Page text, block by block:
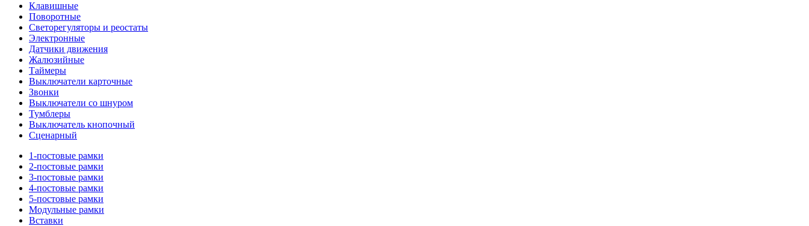
Клавишные
Поворотные
Светорегуляторы и реостаты
Электронные
Датчики движения
Жалюзийные
Таймеры
Выключатели карточные
Звонки
Выключатели со шнуром
Тумблеры
Выключатель кнопочный
Сценарный
1-постовые рамки
2-постовые рамки
3-постовые рамки
4-постовые рамки
5-постовые рамки
Модульные рамки
Вставки